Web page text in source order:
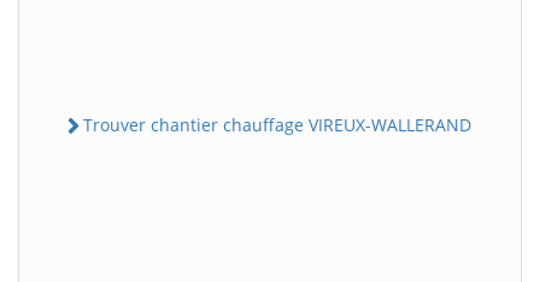
Trouver chantier chauffage VIREUX-WALLERAND